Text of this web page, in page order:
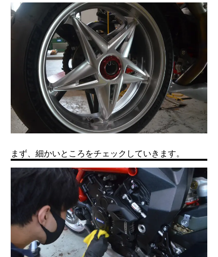
まず、細かいところをチェックしていきます。